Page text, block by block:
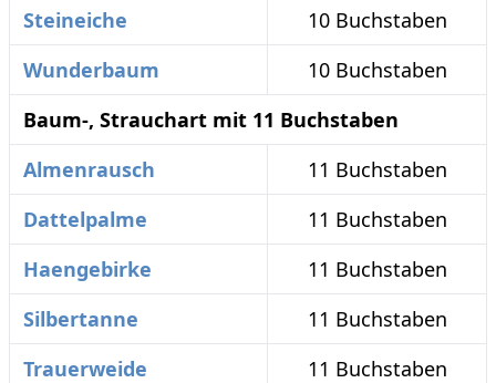
Steineiche
10 Buchstaben
Wunderbaum
10 Buchstaben
Baum-, Strauchart mit 11 Buchstaben
Almenrausch
11 Buchstaben
Dattelpalme
11 Buchstaben
Haengebirke
11 Buchstaben
Silbertanne
11 Buchstaben
Trauerweide
11 Buchstaben